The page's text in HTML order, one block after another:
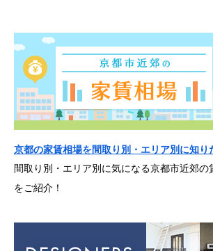
京都の家賃相場を間取り別・エリア別に知り
間取り別・エリア別に気になる京都市近郊の
をご紹介！